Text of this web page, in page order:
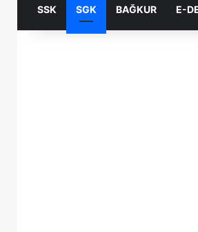
SSK SGK BAĞKUR E-